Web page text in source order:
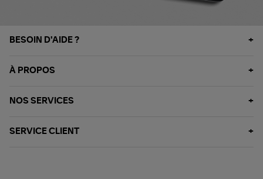
BESOIN D'AIDE ?
À PROPOS
NOS SERVICES
SERVICE CLIENT